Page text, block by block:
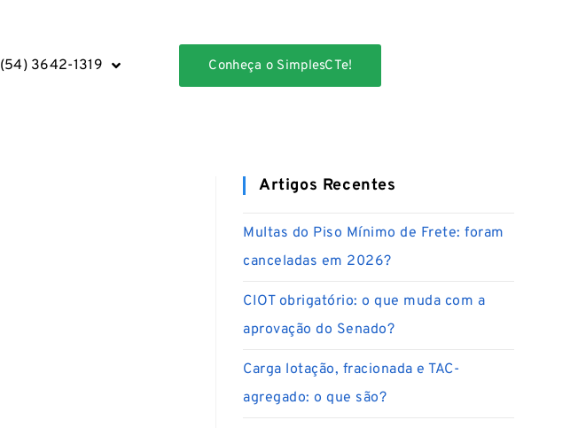
(54) 3642-1319 Conheça o SimplesCTe!
Artigos Recentes
Multas do Piso Mínimo de Frete: foram
canceladas em 2026?
CIOT obrigatório: o que muda com a
aprovação do Senado?
Carga lotação, fracionada e TAC-
agregado: o que são?